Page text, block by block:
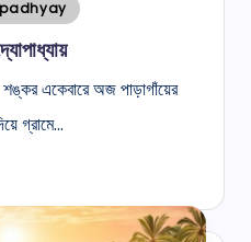
একেবারে অজ পাড়াগাঁয়ের
গ্রামে…